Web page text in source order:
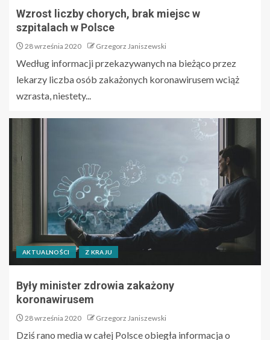
Wzrost liczby chorych, brak miejsc w
szpitalach w Polsce
28 września 2020 Grzegorz Janiszewski
Według informacji przekazywanych na bieżąco przez
lekarzy liczba osób zakażonych koronawirusem wciąż
wzrasta, niestety...
AKTUALNOŚCI Z KRAJU
Były minister zdrowia zakażony
koronawirusem
28 września 2020 Grzegorz Janiszewski
Dziś rano media w całej Polsce obiegła informacja o